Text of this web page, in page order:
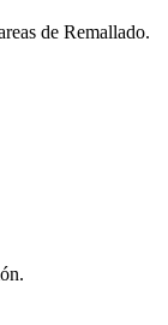
de Remallado.